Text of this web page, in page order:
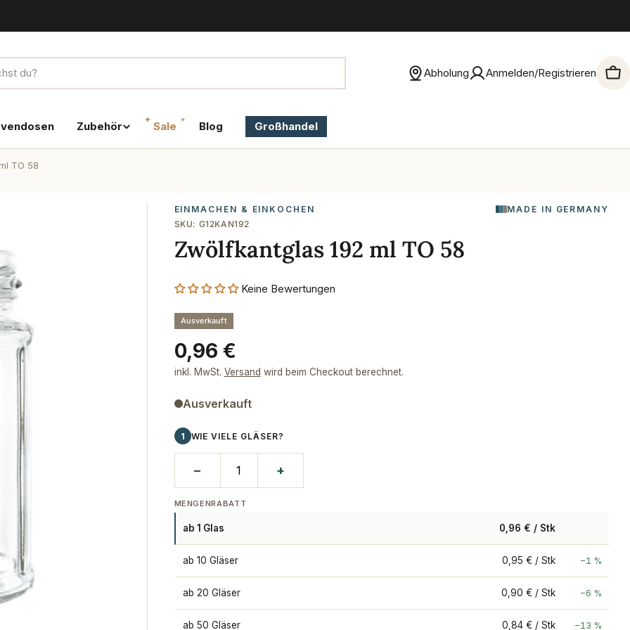
Abholung Anmelden/Registrieren
Zubehör Sale Blog Großhandel
TO 58
EINMACHEN & EINKOCHEN
MADE IN GERMANY
SKU: G12KAN192
Zwölfkantglas 192 ml TO 58
Keine Bewertungen
Ausverkauft
Regulärer
Preis
0,96 €
inkl. MwSt. Versand wird beim Checkout berechnet.
Ausverkauft
1 WIE VIELE GLÄSER?
− +
MENGENRABATT
ab 1 Glas 0,96 € / Stk
ab 10 Gläser 0,95 € / Stk −1 %
ab 20 Gläser 0,90 € / Stk −6 %
ab 50 Gläser 0,84 € / Stk −13 %